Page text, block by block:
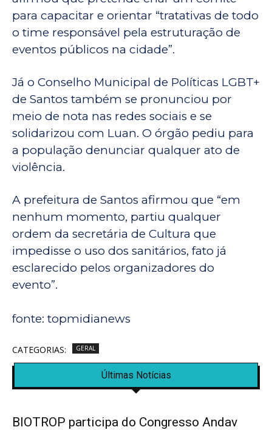
para capacitar e orientar “tratativas de todo
o time responsável pela estruturação de
eventos públicos na cidade”.
Já o Conselho Municipal de Políticas LGBT+
de Santos também se pronunciou por
meio de nota nas redes sociais e se
solidarizou com Luan. O órgão pediu para
a população denunciar qualquer ato de
violência.
A prefeitura de Santos afirmou que “em
nenhum momento, partiu qualquer
ordem da secretária de Cultura que
impedisse o uso dos sanitários, fato já
esclarecido pelos organizadores do
evento”.
fonte: topmidianews
CATEGORIAS: GERAL
Últimas Notícias
BIOTROP participa do Congresso Andav